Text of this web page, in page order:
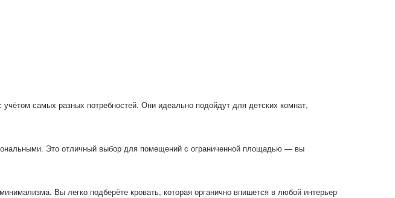
самых разных потребностей. Они идеально подойдут для детских комнат,
Это отличный выбор для помещений с ограниченной площадью — вы
Вы легко подберёте кровать, которая органично впишется в любой интерьер